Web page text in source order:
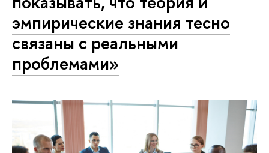
эмпирические знания тесно
связаны с реальными
проблемами»